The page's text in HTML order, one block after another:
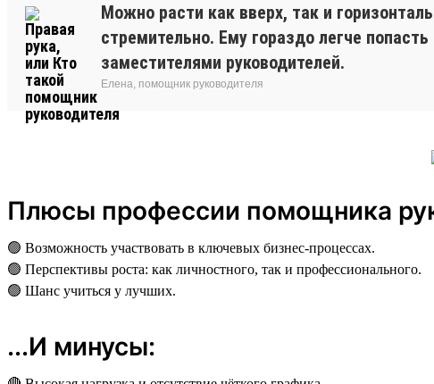
Можно расти как вверх, так и
стремительно. Ему гораздо легче
заместителями руководителей.
Елена, помощник руководителя
Плюсы профессии помощника
🟢 Возможность участвовать в ключевых бизнес-процессах.
🟢 Перспективы роста: как личностного, так и профессионального.
🟢 Шанс учиться у лучших.
...И минусы: